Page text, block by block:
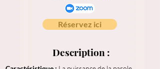
Réservez ici
Description :